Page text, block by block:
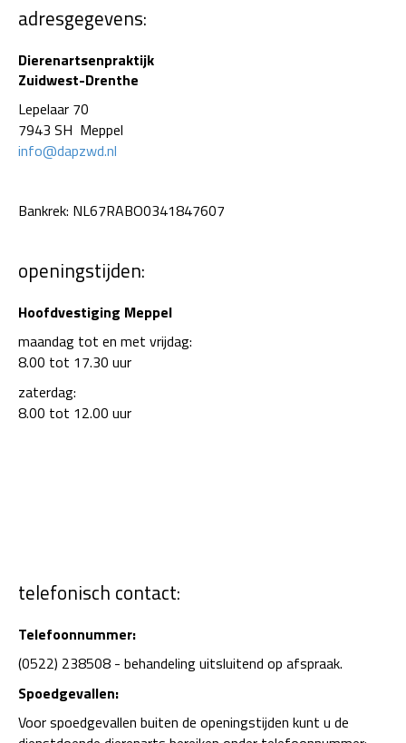
adresgegevens:
Dierenartsenpraktijk
Zuidwest-Drenthe
Lepelaar 70
7943 SH Meppel
info@dapzwd.nl
Bankrek: NL67RABO0341847607
openingstijden:
Hoofdvestiging Meppel
maandag tot en met vrijdag:
8.00 tot 17.30 uur
zaterdag:
8.00 tot 12.00 uur
telefonisch contact:
Telefoonnummer:
(0522) 238508 - behandeling uitsluitend op afspraak.
Spoedgevallen:
Voor spoedgevallen buiten de openingstijden kunt u de